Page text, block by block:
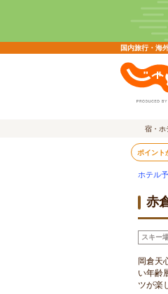
国内旅行・海
宿・ホ
ポイント
ホテル
赤
スキー
岡倉天
い年齢
ツが楽